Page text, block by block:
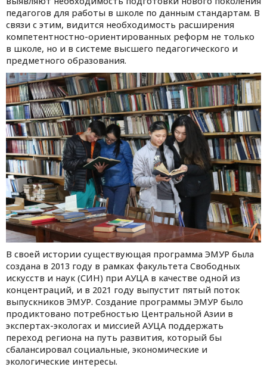
педагогов для работы в школе по данным стандартам. В
связи с этим, видится необходимость расширения
компетентностно-ориентированных реформ не только
в школе, но и в системе высшего педагогического и
предметного образования.
В своей истории существующая программа ЭМУР была
создана в 2013 году в рамках факультета Свободных
искусств и наук (СИН) при АУЦА в качестве одной из
концентраций, и в 2021 году выпустит пятый поток
выпускников ЭМУР. Создание программы ЭМУР было
продиктовано потребностью Центральной Азии в
экспертах-экологах и миссией АУЦА поддержать
переход региона на путь развития, который бы
сбалансировал социальные, экономические и
экологические интересы.